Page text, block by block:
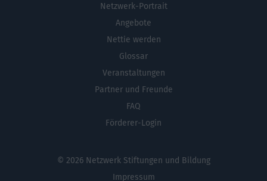
Fußbereichsmenü
Netzwerk-Portrait
Angebote
Nettie werden
Glossar
Veranstaltungen
Partner und Freunde
FAQ
Förderer-Login
© 2026 Netzwerk Stiftungen und Bildung
Impressum